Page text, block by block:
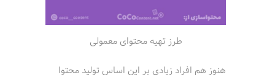
طرز تهیه محتوای معمولی
هنوز هم افراد زیادی بر این اساس تولید محتوا